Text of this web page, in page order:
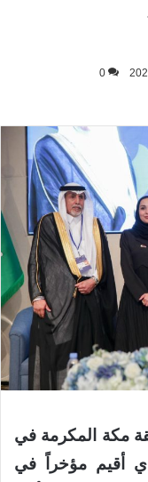
0
مكة المكرمة في
أقيم مؤخراً في